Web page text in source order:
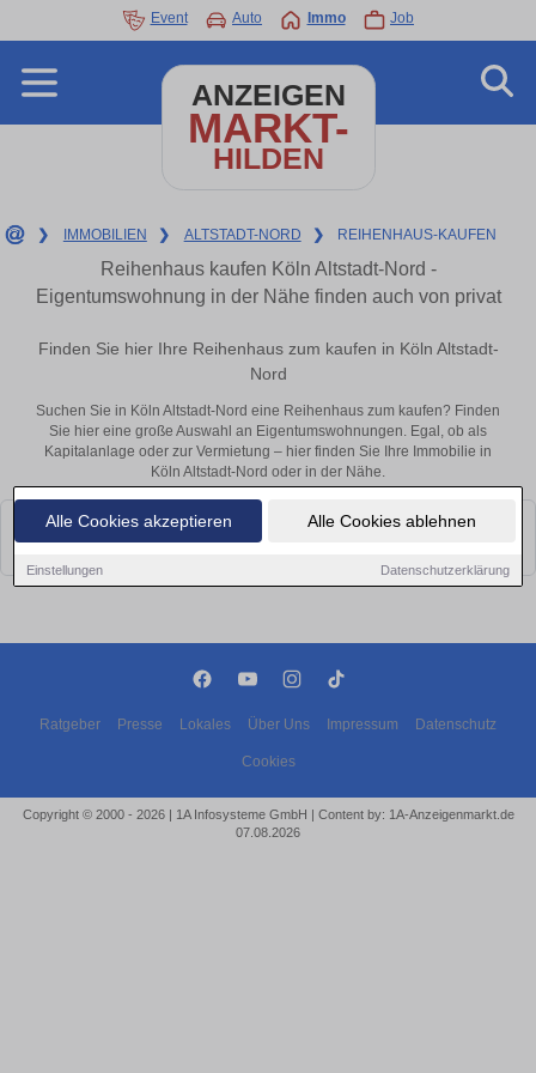
Alle Cookies akzeptieren Alle Cookies ablehnen
Einstellungen Datenschutzerklärung
Event Auto Immo Job
ANZEIGEN
MARKT-
HILDEN
❯ IMMOBILIEN ❯ ALTSTADT-NORD ❯ REIHENHAUS-KAUFEN
Reihenhaus kaufen Köln Altstadt-Nord -
Eigentumswohnung in der Nähe finden auch von privat
Finden Sie hier Ihre Reihenhaus zum kaufen in Köln Altstadt-
Nord
Suchen Sie in Köln Altstadt-Nord eine Reihenhaus zum kaufen? Finden
Sie hier eine große Auswahl an Eigentumswohnungen. Egal, ob als
Kapitalanlage oder zur Vermietung – hier finden Sie Ihre Immobilie in
Köln Altstadt-Nord oder in der Nähe.
Leider konnten wir derzeit keine passenden Objekte finden. Schauen Sie
bald wieder vorbei!
Ratgeber Presse Lokales Über Uns Impressum Datenschutz
Cookies
Copyright © 2000 - 2026 | 1A Infosysteme GmbH | Content by: 1A-Anzeigenmarkt.de
07.08.2026